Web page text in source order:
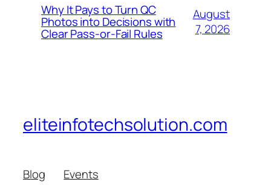
Why It Pays to Turn QC
Photos into Decisions with
Clear Pass-or-Fail Rules
August
7, 2026
eliteinfotechsolution.com
Blog
Events